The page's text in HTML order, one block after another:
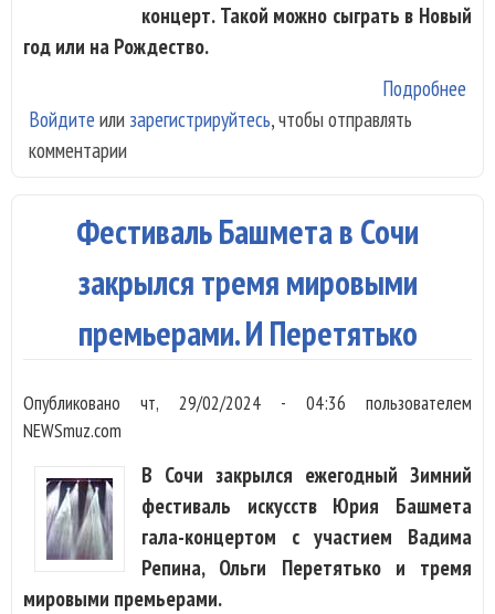
концерт. Такой можно сыграть в Новый
год или на Рождество.
Подробнее
Войдите или зарегистрируйтесь, чтобы отправлять
комментарии
Фестиваль Башмета в Сочи
закрылся тремя мировыми
премьерами. И Перетятько
Опубликованочт, 29/02/2024 - 04:36 пользователем
NEWSmuz.com
В Сочи закрылся ежегодный Зимний
фестиваль искусств Юрия Башмета
гала-концертом с участием Вадима
Репина, Ольги Перетятько и тремя
мировыми премьерами.